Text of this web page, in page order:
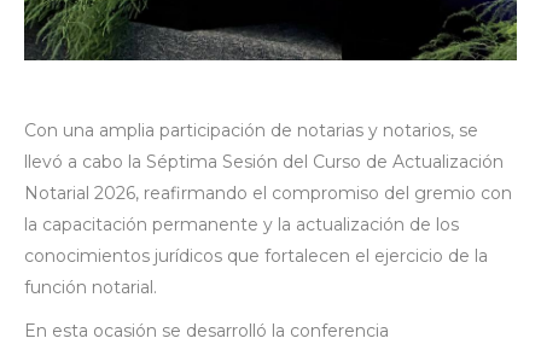
Con una amplia participación de notarias y notarios, se
llevó a cabo la Séptima Sesión del Curso de Actualización
Notarial 2026, reafirmando el compromiso del gremio con
la capacitación permanente y la actualización de los
conocimientos jurídicos que fortalecen el ejercicio de la
función notarial.
En esta ocasión se desarrolló la conferencia